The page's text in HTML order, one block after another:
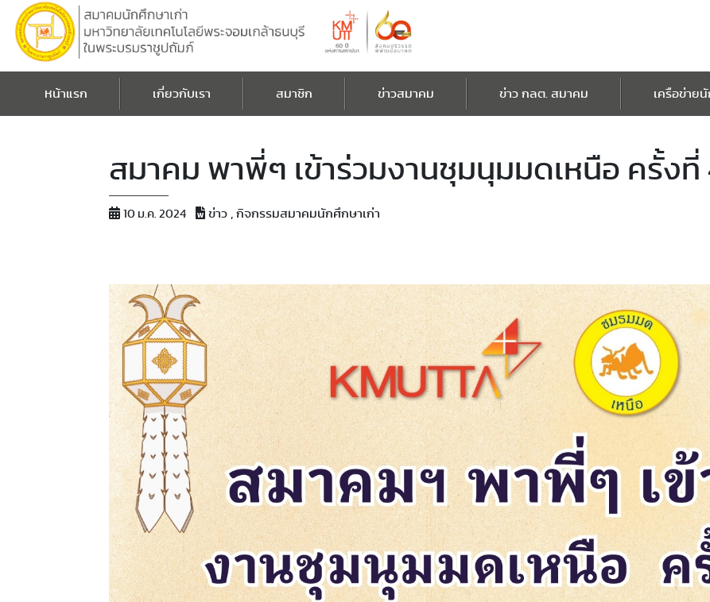
หน้าแรก เกี่ยวกับเรา สมาชิก ข่าวสมาคม ข่าว กลต. สมาคม เครือข่าย
สมาคม พาพี่ๆ เข้าร่วมงานชุมนุมมดเหนือ ครั้งที่
10 ม.ค. 2024 ข่าว , กิจกรรมสมาคมนักศึกษาเก่า